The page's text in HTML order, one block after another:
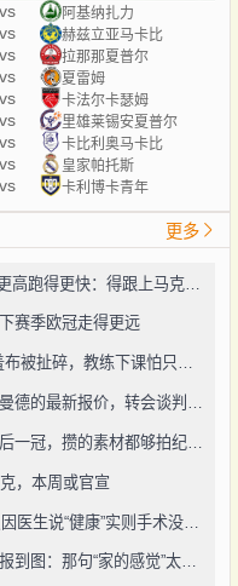
vs
阿基纳扎力
vs
赫兹立亚马卡比
vs
拉那那夏普尔
vs
夏雷姆
vs
卡法尔卡瑟姆
vs
里雄莱锡安夏普尔
vs
卡比利奥马卡比
vs
皇家帕托斯
vs 卡利博卡青年
更多
杰伦·布朗自曝今夏减重近7磅！跳得更高跑得更快：得跟上马克西、勒布朗的节奏
赛季欧冠走得更远
利物浦季前赛2-4遭利兹联逆转：遮羞布被扯碎，教练下课怕只是开始
德天空：莱比锡暂未回应皇马对迪奥曼德的最新报价，转会谈判仍在推进
狄龙直播爆料：老詹赴费城只为冲最后一冠，攒的素材都够拍纪录片了
，本周或官宣
奥拉迪波自曝：曾拒8000万合同，只因医生说“健康”实则手术没做好
新篇章启幕！开拓者晒莫兰特训练场报到图：那句“家的感觉”太戳人